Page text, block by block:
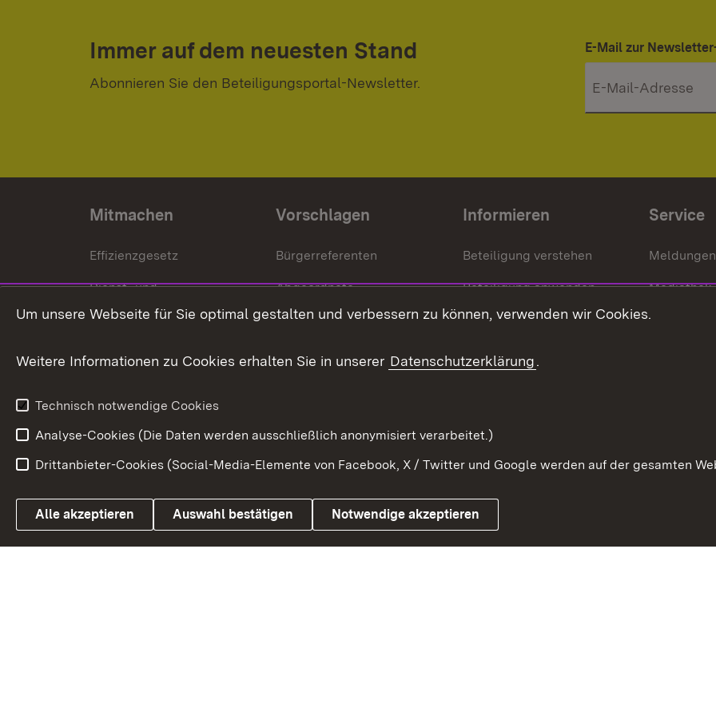
Immer auf dem neuesten Stand
Abonnieren Sie den Beteiligungsportal-Newsletter.
E-Mail zur
Mitmachen
Effizienzgesetz
Dienst- und
Versorgungsbezüge
Weitere
Vorschlagen
Bürgerreferenten
Abgeordnete
Bürgerbeauftragte
Informieren
Beteiligung verstehen
Beteiligung anwenden
Beteiligung stärken
Service
Meldungen
Mediathek
Link zum Landesportal
Impressum Kontakt
Um unsere Webseite für Sie optimal gestalten und verbessern zu können, verwenden wir Cookies.
Weitere Informationen zu Cookies erhalten Sie in unserer Datenschutzerklärung.
Technisch notwendige Cookies
Analyse-Cookies (Die Daten werden ausschließlich anonymisiert verarbeitet.)
Drittanbieter-Cookies (Social-Media-Elemente von Facebook, X / Twitter und Google werden auf der gesamten
Alle akzeptieren Auswahl bestätigen Notwendige akzeptieren